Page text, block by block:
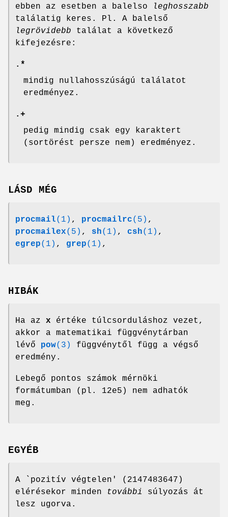
ebben az esetben a balelso
leghosszabb
találatig keres. Pl. A balelső
legrövidebb találat a következő
kifejezésre:
.*
mindig nullahosszúságú találatot
eredményez.
.+
pedig mindig csak egy karaktert
(sortörést persze nem) eredményez.
LÁSD MÉG
procmail(1) , procmailrc(5) ,
procmailex(5) , sh(1) , csh(1) ,
egrep(1) , grep(1) ,
HIBÁK
Ha az x értéke túlcsorduláshoz vezet,
akkor a matematikai függvénytárban
lévő pow(3)
függvénytől függ a végső
eredmény.
Lebegő pontos számok mérnöki
formátumban (pl. 12e5) nem adhatók
meg.
EGYÉB
A `pozitív végtelen' (2147483647)
elérésekor minden
további
súlyozás át
lesz ugorva.